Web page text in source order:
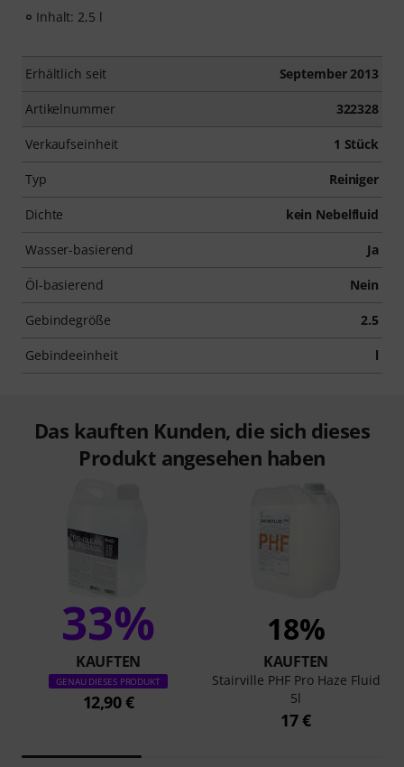
Inhalt: 2,5 l
Erhältlich seit September 2013
Artikelnummer 322328
Verkaufseinheit 1 Stück
Typ Reiniger
Dichte kein Nebelfluid
Wasser-basierend Ja
Öl-basierend Nein
Gebindegröße 2.5
Gebindeeinheit l
Das kauften Kunden, die sich dieses
Produkt angesehen haben
33%
KAUFTEN
GENAU DIESES PRODUKT
12,90 €
18%
KAUFTEN
Stairville PHF Pro Haze Fluid
5l
17 €